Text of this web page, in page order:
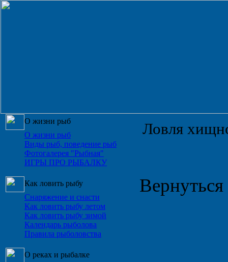
О жизни рыб
О жизни рыб
Виды рыб, поведение рыб
Фотогалерея "Рыбная"
ИГРЫ ПРО РЫБАЛКУ
Как ловить рыбу
Снаряжение и снасти
Как ловить рыбу летом
Как ловить рыбу зимой
Календарь рыболова
Правила рыболовства
О реках и рыбалке
Ловля